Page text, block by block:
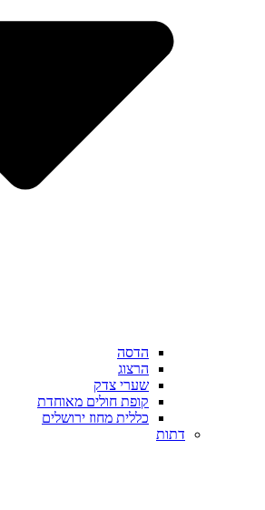
הדסה
הרצוג
שערי צדק
קופת חולים מאוחדת
כללית מחוז ירושלים
דתות